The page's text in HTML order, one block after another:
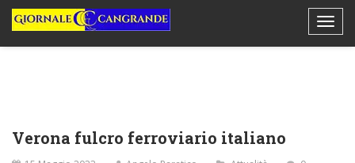
Verona fulcro ferroviario italiano